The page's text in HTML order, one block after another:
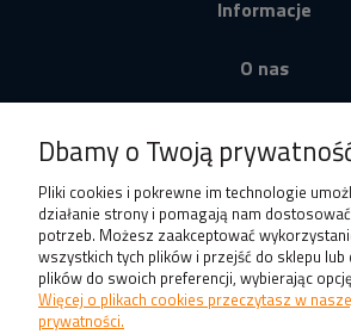
Informacje
O nas
Dbamy o Twoją
Pliki cookies i pokrewne im technologie
działanie strony i pomagają nam
potrzeb. Możesz zaakceptować
wszystkich tych plików i przejść do sklepu
plików do swoich preferencji, wybierając
Więcej o plikach cookies przeczytasz w
prywatności.